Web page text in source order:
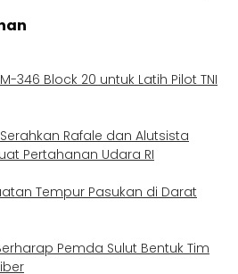
346 Block 20 untuk Latih Pilot TNI
Rafale dan Alutsista
Pertahanan Udara RI
Tempur Pasukan di Darat
Pemda Sulut Bentuk Tim